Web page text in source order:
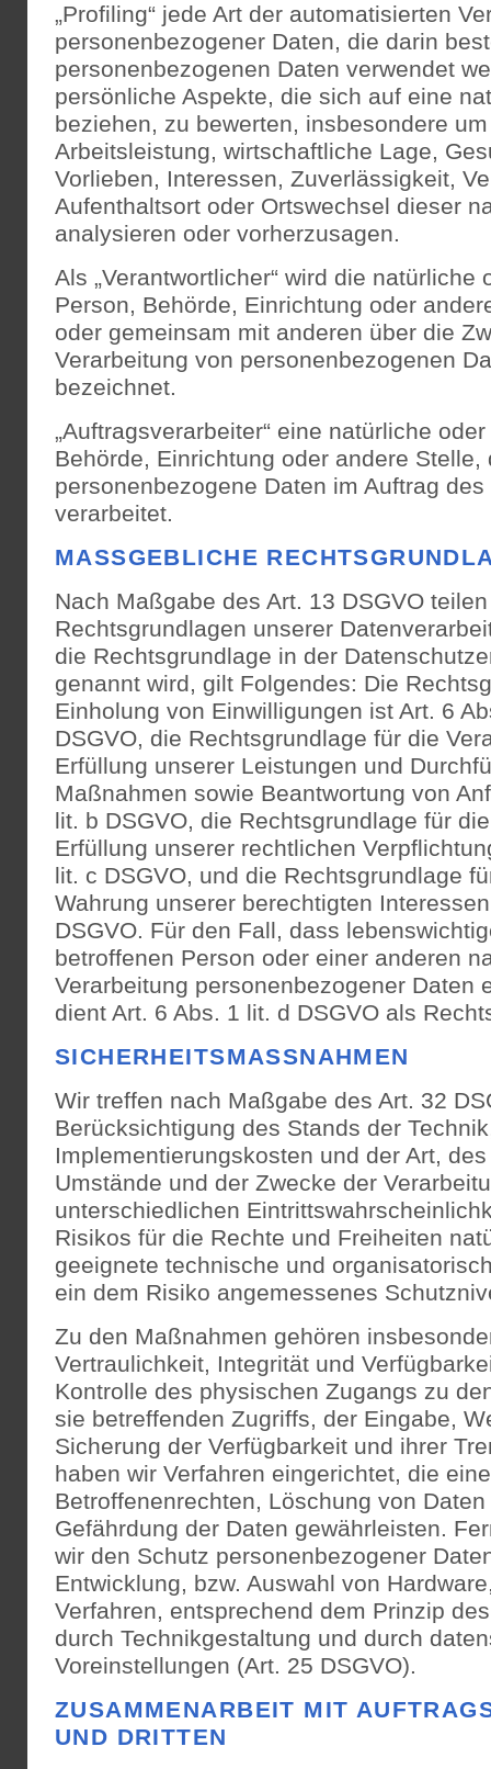
„Profiling“ jede Art der automatisierten
personenbezogener Daten, die darin
personenbezogenen Daten verwendet
persönliche Aspekte, die sich auf eine
beziehen, zu bewerten, insbesondere
Arbeitsleistung, wirtschaftliche Lage,
Vorlieben, Interessen, Zuverlässigkeit,
Aufenthaltsort oder Ortswechsel dieser
analysieren oder vorherzusagen.
Als „Verantwortlicher“ wird die natürliche
Person, Behörde, Einrichtung oder
oder gemeinsam mit anderen über die
Verarbeitung von personenbezogenen
bezeichnet.
„Auftragsverarbeiter“ eine natürliche
Behörde, Einrichtung oder andere Stelle,
personenbezogene Daten im Auftrag
verarbeitet.
MASSGEBLICHE
Nach Maßgabe des Art. 13 DSGVO
Rechtsgrundlagen unserer
die Rechtsgrundlage in der
genannt wird, gilt Folgendes: Die
Einholung von Einwilligungen ist Art. 6
DSGVO, die Rechtsgrundlage für die
Erfüllung unserer Leistungen und
Maßnahmen sowie Beantwortung von
lit. b DSGVO, die Rechtsgrundlage für
Erfüllung unserer rechtlichen
lit. c DSGVO, und die Rechtsgrundlage
Wahrung unserer berechtigten
DSGVO. Für den Fall, dass
betroffenen Person oder einer anderen
Verarbeitung personenbezogener Daten
dient Art. 6 Abs. 1 lit. d DSGVO als
SICHERHEITSMASSNAHMEN
Wir treffen nach Maßgabe des Art. 32
Berücksichtigung des Stands der
Implementierungskosten und der Art,
Umstände und der Zwecke der
unterschiedlichen
Risikos für die Rechte und Freiheiten
geeignete technische und
ein dem Risiko angemessenes
Zu den Maßnahmen gehören
Vertraulichkeit, Integrität und
Kontrolle des physischen Zugangs zu
sie betreffenden Zugriffs, der Eingabe,
Sicherung der Verfügbarkeit und ihrer
haben wir Verfahren eingerichtet, die
Betroffenenrechten, Löschung von
Gefährdung der Daten gewährleisten.
wir den Schutz personenbezogener
Entwicklung, bzw. Auswahl von
Verfahren, entsprechend dem Prinzip
durch Technikgestaltung und durch
Voreinstellungen (Art. 25 DSGVO).
ZUSAMMENARBEIT MIT
UND DRITTEN